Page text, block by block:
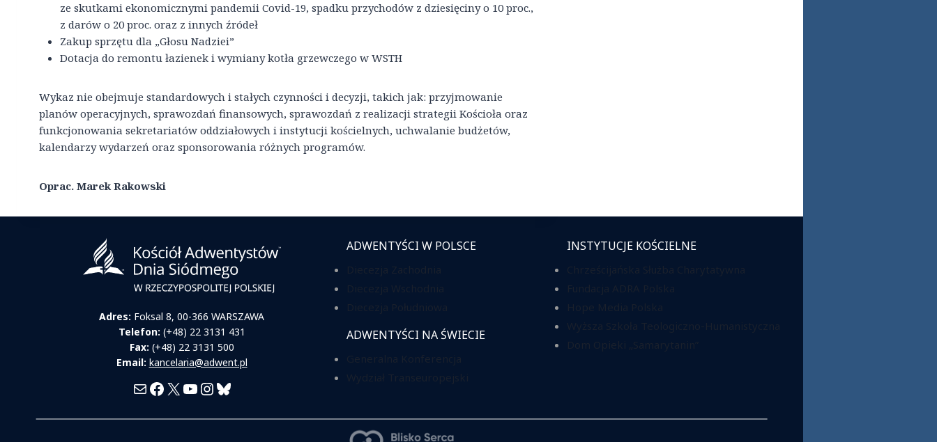
ze skutkami ekonomicznymi pandemii Covid-19, spadku przychodów z dziesięciny o 10 proc.,
z darów o 20 proc. oraz z innych źródeł
Zakup sprzętu dla „Głosu Nadziei”
Dotacja do remontu łazienek i wymiany kotła grzewczego w WSTH
Wykaz nie obejmuje standardowych i stałych czynności i decyzji, takich jak: przyjmowanie
planów operacyjnych, sprawozdań finansowych, sprawozdań z realizacji strategii Kościoła oraz
funkcjonowania sekretariatów oddziałowych i instytucji kościelnych, uchwalanie budżetów,
kalendarzy wydarzeń oraz sponsorowania różnych programów.
Oprac. Marek Rakowski
Adres: Foksal 8, 00-366 WARSZAWA
Telefon: (+48) 22 3131 431
Fax: (+48) 22 3131 500
Email: kancelaria@adwent.pl
MailFacebook
X YouTube
Instagram
Bluesky
ADWENTYŚCI W POLSCE
ADWENTYŚCI NA ŚWIECIE
INSTYTUCJE KOŚCIELNE